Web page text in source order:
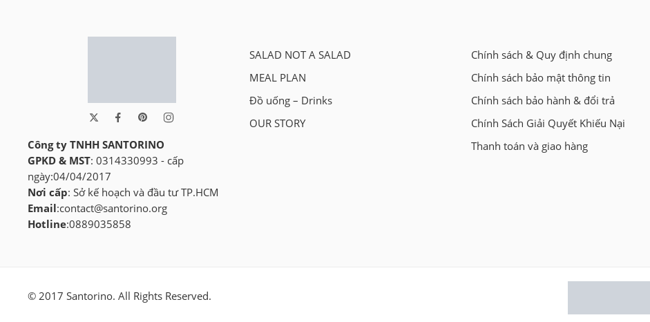
Công ty TNHH SANTORINO
GPKD & MST: 0314330993 - cấp
ngày:04/04/2017
Nơi cấp: Sở kế hoạch và đầu tư TP.HCM
Email :contact@santorino.org
Hotline:0889035858
SALAD NOT A SALAD
MEAL PLAN
Đồ uống – Drinks
OUR STORY
Chính sách & Quy định chung
Chính sách bảo mật thông tin
Chính sách bảo hành & đổi trả
Chính Sách Giải Quyết Khiếu Nại
Thanh toán và giao hàng
© 2017 Santorino. All Rights Reserved.